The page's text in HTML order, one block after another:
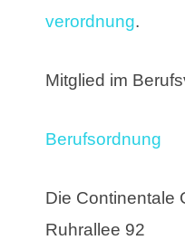
verordnung.
Mitglied im
Berufsordnung
Die Continentale
Ruhrallee 92